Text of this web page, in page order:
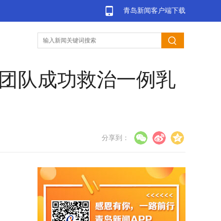
青岛新闻客户端下载
队成功救治一例乳
分享到：